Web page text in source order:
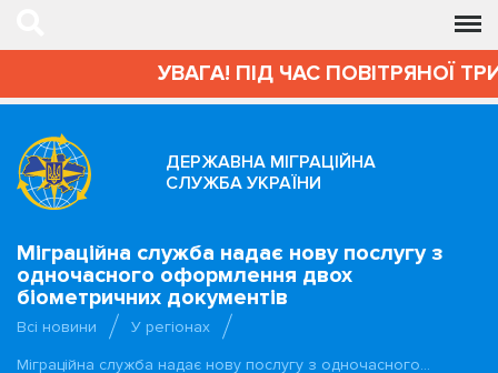
УВАГА! ПІД ЧАС ПОВІТРЯНОЇ
ДЕРЖАВНА МІГРАЦІЙНА
СЛУЖБА УКРАЇНИ
Міграційна служба надає нову послугу з
одночасного оформлення двох
біометричних документів
Всі новини
У регіонах
Міграційна служба надає нову послугу з одночасного…